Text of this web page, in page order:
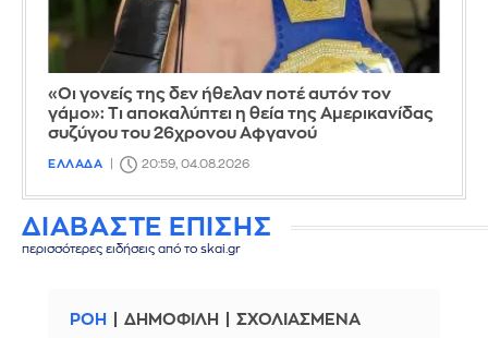
«Οι γονείς της δεν ήθελαν ποτέ αυτόν τον
γάμο»: Τι αποκαλύπτει η θεία της Αμερικανίδας
συζύγου του 26χρονου Αφγανού
ΕΛΛΑΔΑ 20:59, 04.08.2026
ΔΙΑΒΑΣΤΕ ΕΠΙΣΗΣ
περισσότερες ειδήσεις από το skai.gr
ΡΟΗ ΔΗΜΟΦΙΛΗ ΣΧΟΛΙΑΣΜΕΝΑ